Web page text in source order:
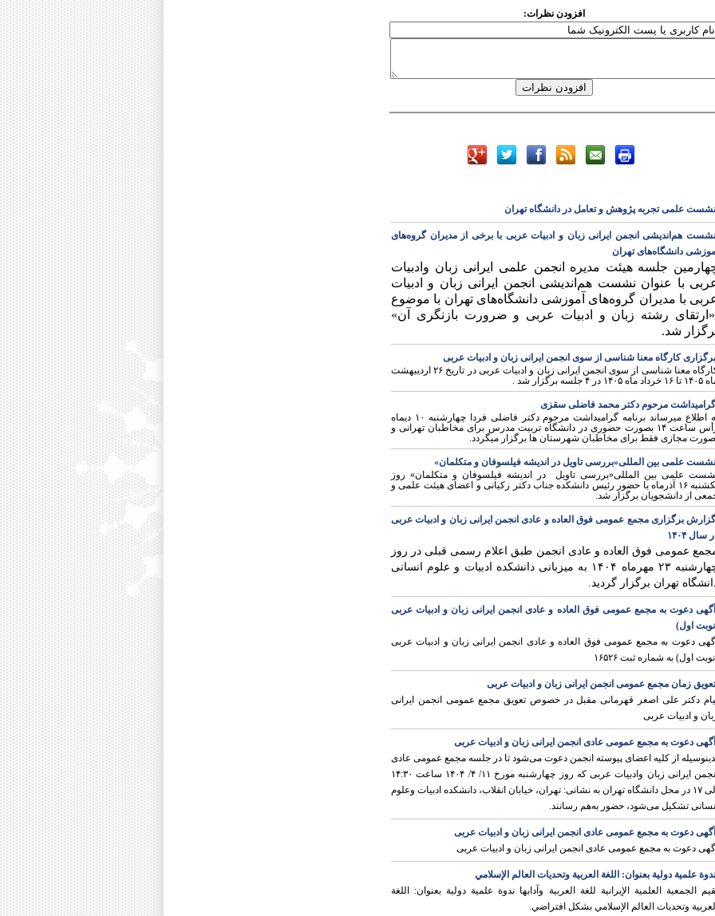
افزودن نظرات:
نشست علمی تجربه پژوهش و تعامل در دانشگاه تهران
نشست هم‌اندیشی انجمن ایرانی زبان و ادبیات عربی با برخی از مدیران گروه‌های
آموزشی دانشگاه‌های تهران
جلسه هیئت مدیره انجمن علمی ایرانی زبان وادبیات
با عنوان نشست هم‌اندیشی انجمن ایرانی زبان و ادبیات
با مدیران گروه‌های آموزشی دانشگاه‌های تهران با موضوع
«ارتقای رشته زبان و ادبیات عربی و ضرورت بازنگری آن»
شد.
برگزاری کارگاه معنا شناسی از سوی انجمن ایرانی زبان و ادبیات عربی
معنا شناسی از سوی انجمن ایرانی زبان و ادبیات عربی در تاریخ ۲۶اردیبهشت
۱۴۰۵ تا ۱۶ خرداد ماه ۱۴۰۵ در ۴ جلسه برگزار شد .
گرامیداشت مرحوم دکتر محمد فاضلی سقزی
اطلاع میرساند برنامه گرامیداشت مرحوم دکتر فاضلی فردا چهارشنبه ۱۰ دیماه
ساعت۱۴ بصورت حضوری در دانشگاه تربیت مدرس برای مخاطبان تهرانی و
مجازی فقط برای مخاطبان شهرستان ها برگزار میگردد.
نشست علمی بين المللى«بررسى تاویل در انديشه فیلسوفان و متکلمان»
علمی بین المللى«بررسى تاویل در اندیشه فیلسوفان و متکلمان» روز
۱۶ آذرماه با حضور رئیس دانشکده جناب دکتر زکیانى و اعضای هیئت علمی و
از دانشجویان برگزار شد.
گزارش برگزاری مجمع عمومی فوق العاده و عادی انجمن ایرانی زبان و ادبیات عربی
سال ۱۴۰۴
عمومی فوق العاده و عادی انجمن طبق اعلام رسمی قبلی در روز
چهارشنبه ۲۳ مهرماه ۱۴۰۴ به میزبانی دانشکده ادبیات و علوم انسانی
تهران برگزار گردید.
آگهی دعوت به مجمع عمومی فوق العاده و عادی انجمن ایرانی زبان و ادبیات عربی
اول)
آگهی دعوت به مجمع عمومی فوق العاده و عادی انجمن ایرانی زبان و ادبیات عربی
اول) به شماره ثبت ۱۶۵۲۶
تعویق زمان مجمع عمومی انجمن ایرانی زبان و ادبیات عربی
دکتر علی اصغر قهرمانی مقبل در خصوص تعویق مجمع عمومی انجمن ایرانی
و ادبیات عربی
آگهی دعوت به مجمع عمومی عادی انجمن ایرانی زبان و ادبیات عربی
از کلیه اعضای پیوسته انجمن دعوت می‌شود تا در جلسه مجمع عمومی عادی
انجمن ایرانی زبان وادبیات عربی که روز چهارشنبه مورخ ۱۱/ ۴/ ۱۴۰۴ ساعت ۱۴:۳۰
الی ۱۷ در محل دانشگاه تهران به نشانی: تهران، خیابان انقلاب، دانشکده ادبیات وعلوم
انسانی تشکیل می‌شود، حضور به‌هم رسانند.
آگهی دعوت به مجمع عمومی عادی انجمن ایرانی زبان و ادبیات عربی
آگهی دعوت به مجمع عمومی عادی انجمن ایرانی زبان و ادبیات عربی
ندوة علمية دولية بعنوان: اللغة العربية وتحديات العالم الإسلامي
الجمعية العلمية الإيرانية للغة العربية وآدابها ندوة علمية دولية بعنوان: اللغة
العربية وتحديات العالم الإسلامي بشكل افتراضي.